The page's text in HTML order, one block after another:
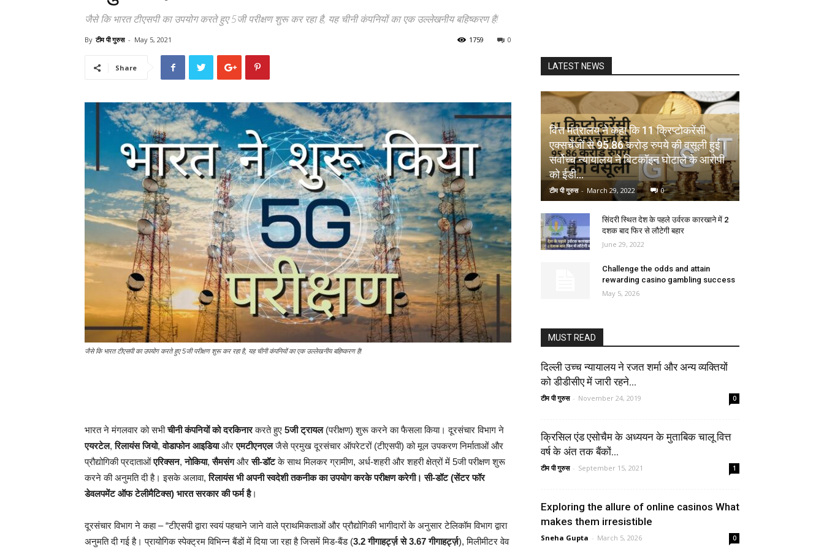
जैसे कि भारत टीएसपी का उपयोग करते हुए 5जी परीक्षण शुरू कर रहा है, यह चीनी कंपनियों का एक उल्लेखनीय बहिष्करण है!
By टीम पी गुरुस - May 5, 2021 0
1759
Share
जैसे कि भारत टीएसपी का उपयोग करते हुए 5जी परीक्षण शुरू कर रहा है, यह चीनी कंपनियों का एक उल्लेखनीय बहिष्करण है!
भारत ने मंगलवार को सभीचीनी कंपनियों को दरकिनारकरते हुए 5जी ट्रायल(परीक्षण) शुरू करने का फैसला किया। दूरसंचार विभाग ने
एयरटेल,रिलायंस जियो,वोडाफोन आइडियाऔरएमटीएनएलजैसे प्रमुख दूरसंचार ऑपरेटरों (टीएसपी) को मूल उपकरण निर्माताओं और
प्रौद्योगिकी प्रदाताओंएरिक्सन,नोकिया,सैमसंगऔरसी-डॉटके साथ मिलकर ग्रामीण, अर्ध-शहरी और शहरी क्षेत्रों में 5जी परीक्षण शुरू
करने की अनुमति दी है। इसके अलावा,रिलायंस भी अपनी स्वदेशी तकनीक का उपयोग करके परीक्षण करेगी। सी-डॉट (सेंटर फॉर
डेवलपमेंट ऑफ टेलीमैटिक्स) भारत सरकार की फर्म है।
दूरसंचार विभाग ने कहा – “टीएसपी द्वारा स्वयं पहचाने जाने वाले प्राथमिकताओं और प्रौद्योगिकी भागीदारों के अनुसार टेलिकॉम विभाग द्वारा
अनुमति दी गई है। प्रायोगिक स्पेक्ट्रम विभिन्न बैंडों में दिया जा रहा है जिसमें मिड-बैंड (3.2 गीगाहर्ट्ज़ से 3.67 गीगाहर्ट्ज़), मिलीमीटर वेव
LATEST NEWS
वित्त मंत्रालय ने कहा कि 11 क्रिप्टोकरेंसी
एक्सचेंजों से 95.86 करोड़ रुपये की वसूली हुई।
सर्वोच्च न्यायालय ने बिटकॉइन घोटाले के आरोपी
को ईडी...
टीम पी गुरुस - March 29, 2022 0
सिंदरी स्थित देश के पहले उर्वरक कारखाने में 2
दशक बाद फिर से लौटेगी बहार
June 29, 2022
Challenge the odds and attain
rewarding casino gambling success
May 5, 2026
MUST READ
दिल्ली उच्च न्यायालय ने रजत शर्मा और अन्य व्यक्तियों
को डीडीसीए में जारी रहने...
टीम पी गुरुस - November 24, 2019 0
क्रिसिल एंड एसोचैम के अध्ययन के मुताबिक चालू वित्त
वर्ष के अंत तक बैंकों...
टीम पी गुरुस - September 15, 2021 1
Exploring the allure of online casinos What
makes them irresistible
Sneha Gupta - March 5, 2026 0